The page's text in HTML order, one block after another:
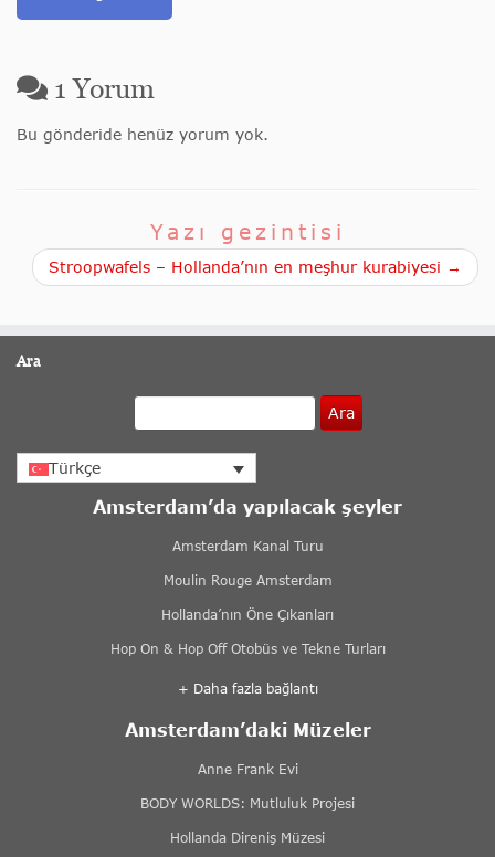
1 Yorum
Bu gönderide henüz yorum yok.
Yazı gezintisi
Stroopwafels – Hollanda’nın en meşhur kurabiyesi →
Ara
Ara
Türkçe
Amsterdam’da yapılacak şeyler
Amsterdam Kanal Turu
Moulin Rouge Amsterdam
Hollanda’nın Öne Çıkanları
Hop On & Hop Off Otobüs ve Tekne Turları
+ Daha fazla bağlantı
Amsterdam’daki Müzeler
Anne Frank Evi
BODY WORLDS: Mutluluk Projesi
Hollanda Direniş Müzesi